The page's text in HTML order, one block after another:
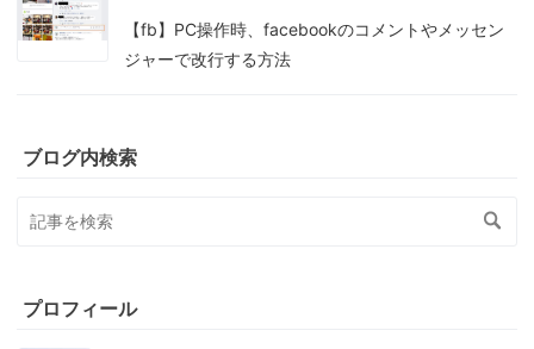
【fb】PC操作時、facebookのコメントやメッセン
ジャーで改行する方法
ブログ内検索
プロフィール